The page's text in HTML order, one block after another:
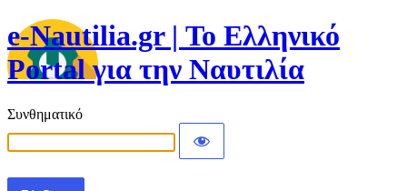
e-Nautilia.gr | Το Ελληνικό
Portal για την Ναυτιλία
Συνθηματικό